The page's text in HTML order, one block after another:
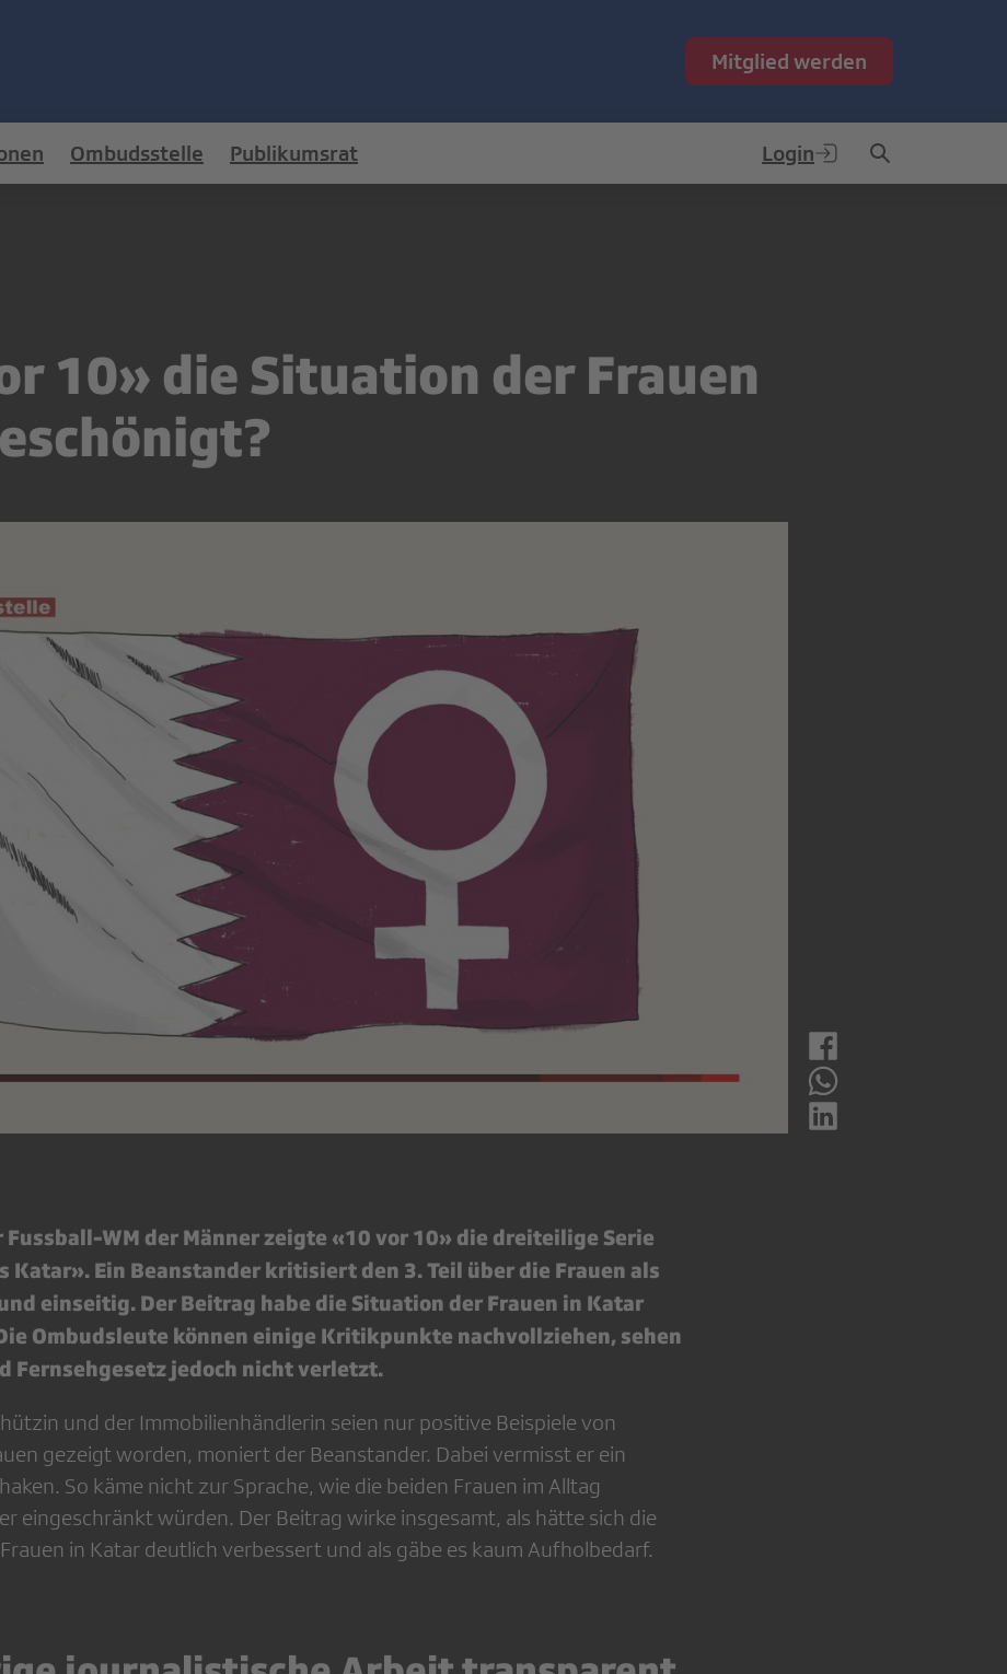
Mitglied werden
Ombudsstelle Publikumsrat Login
10» die Situation der Frauen
Fussball-WM der Männer zeigte «10 vor 10» die dreiteilige Serie
Katar». Ein Beanstander kritisiert den 3. Teil über die Frauen als
einseitig. Der Beitrag habe die Situation der Frauen in Katar
Ombudsleute können einige Kritikpunkte nachvollziehen, sehen
Fernsehgesetz jedoch nicht verletzt.
und der Immobilienhändlerin seien nur positive Beispiele von
gezeigt worden, moniert der Beanstander. Dabei vermisst er ein
So käme nicht zur Sprache, wie die beiden Frauen im Alltag
eingeschränkt würden. Der Beitrag wirke insgesamt, als hätte sich die
in Katar deutlich verbessert und als gäbe es kaum Aufholbedarf.